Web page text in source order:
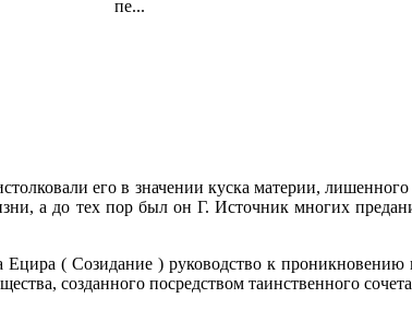
пе...
его в значении куска материи,
а до тех пор был он Г. Источник многих
( Созидание ) руководство к
созданного посредством таинственного